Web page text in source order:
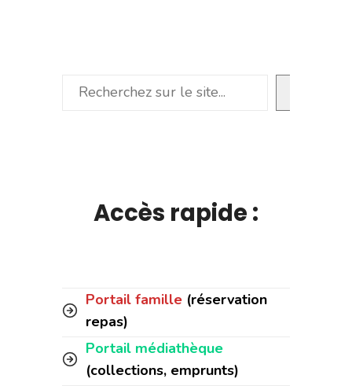
Rechercher
Accès rapide :
Portail famille (réservation
repas)
Portail médiathèque
(collections, emprunts)